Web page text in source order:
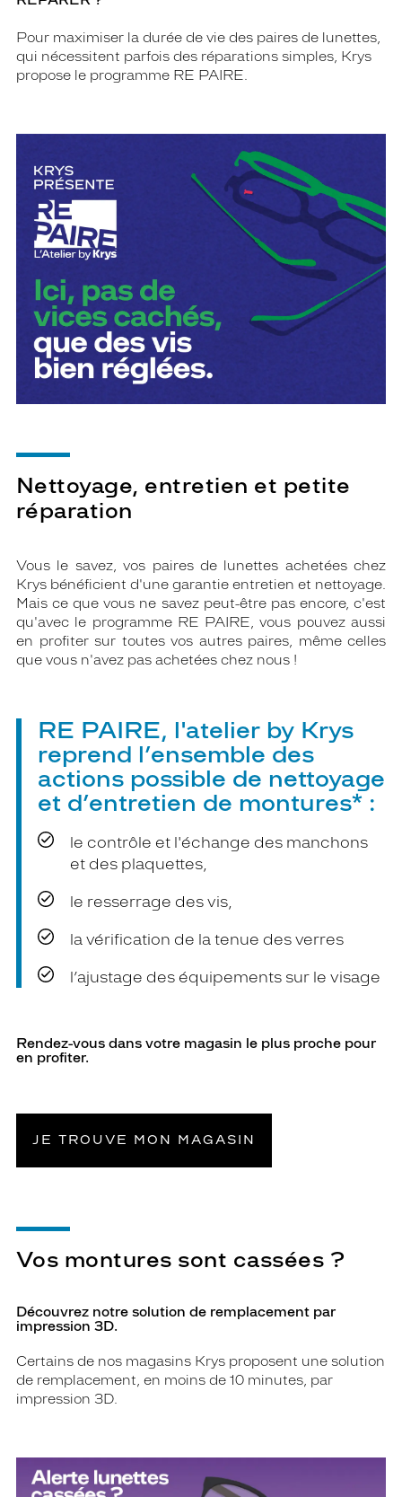
Pour maximiser la durée de vie des paires de lunettes,
qui nécessitent parfois des réparations simples, Krys
propose le programme RE PAIRE.
Nettoyage, entretien et petite
réparation
Vous le savez, vos paires de lunettes achetées chez
Krys bénéficient d'une garantie entretien et nettoyage.
Mais ce que vous ne savez peut-être pas encore, c'est
qu'avec le programme RE PAIRE, vous pouvez aussi
en profiter sur toutes vos autres paires, même celles
que vous n'avez pas achetées chez nous !
RE PAIRE, l'atelier by Krys
reprend l’ensemble des
actions possible de nettoyage
et d’entretien de montures* :
le contrôle et l'échange des manchons
et des plaquettes,
le resserrage des vis,
la vérification de la tenue des verres
l’ajustage des équipements sur le visage
Rendez-vous dans votre magasin le plus proche pour
en profiter.
JE TROUVE MON MAGASIN
Vos montures sont cassées ?
Découvrez notre solution de remplacement par
impression 3D.
Certains de nos magasins Krys proposent une solution
de remplacement, en moins de 10 minutes, par
impression 3D.